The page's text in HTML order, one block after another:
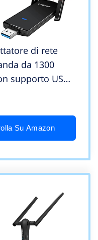
di rete
da 1300
supporto USB
doppia e ad
Su Amazon